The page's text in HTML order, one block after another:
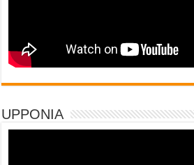
UPPONIA